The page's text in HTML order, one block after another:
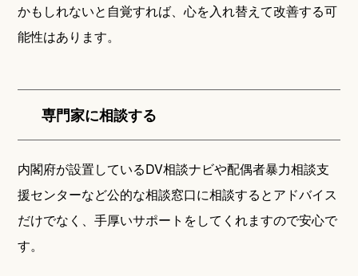
かもしれないと自覚すれば、心を入れ替えて改善する可
能性はあります。
専門家に相談する
内閣府が設置しているDV相談ナビや配偶者暴力相談支
援センターなど公的な相談窓口に相談するとアドバイス
だけでなく、手厚いサポートをしてくれますので安心で
す。